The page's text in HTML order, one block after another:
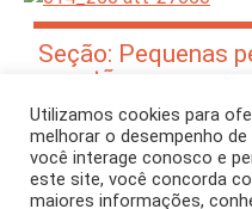
Seção: Pequenas
questões
Pequenas
Confira respostas de
Utilizamos cookies para
melhorar o desempenho
você interage conosco e
este site, você concorda
maiores informações,